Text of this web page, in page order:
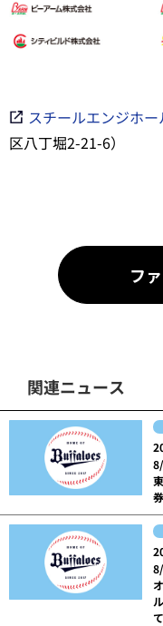
スチールエンジホ
区八丁堀2-21-6）
フ
関連ニュース
て